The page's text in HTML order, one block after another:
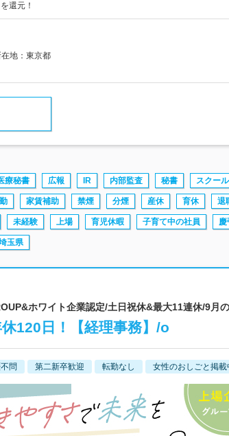
還元！
地：東京都
療秘書 広報 IR 内部監査 秘書 スクー
家賃補助 禁煙 分煙 産休 育休 退
未経験 上場 育児休暇 子育て中の社員 慶
玉県
ホワイト企業認定/土日祝休&最大11連休/9月
120日！【経理事務】/o
問 第二新卒歓迎 転勤なし 女性のおしごと掲載